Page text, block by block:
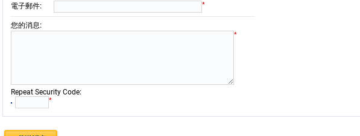
電子郵件: *
您的消息:
*
Repeat Security Code:
*